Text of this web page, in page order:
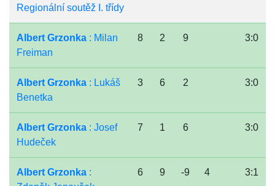
Regionální soutěž I. třídy
Albert Grzonka : Milan
Freiman
8 2 9 3:0
Albert Grzonka : Lukáš
Benetka
3 6 2 3:0
Albert Grzonka : Josef
Hudeček
7 1 6 3:0
Albert Grzonka :
6 9 -9 4 3:1